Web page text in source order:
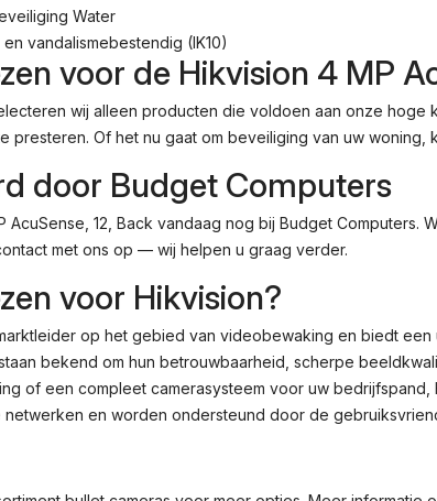
Water
vandalismebestendig (IK10)
voor de Hikvision 4 MP
wij alleen producten die voldoen aan onze hoge
presteren. Of het nu gaat om beveiliging van uw
door Budget Computers
AcuSense, 12, Back vandaag nog bij Budget
met ons op — wij helpen u graag verder.
voor Hikvision?
op het gebied van videobewaking en biedt
bekend om hun betrouwbaarheid, scherpe
of een compleet camerasysteem voor uw
netwerken en worden ondersteund door de